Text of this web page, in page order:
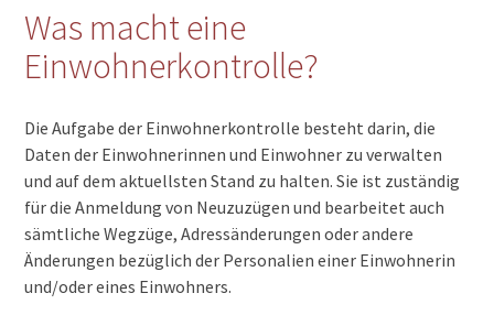
Was macht eine
Einwohnerkontrolle?
Die Aufgabe der Einwohnerkontrolle besteht darin, die
Daten der Einwohnerinnen und Einwohner zu verwalten
und auf dem aktuellsten Stand zu halten. Sie ist zuständig
für die Anmeldung von Neuzuzügen und bearbeitet auch
sämtliche Wegzüge, Adressänderungen oder andere
Änderungen bezüglich der Personalien einer Einwohnerin
und/oder eines Einwohners.